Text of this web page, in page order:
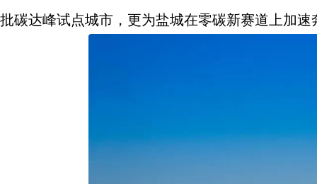
批碳达峰试点城市，更为盐城在零碳新赛道上加